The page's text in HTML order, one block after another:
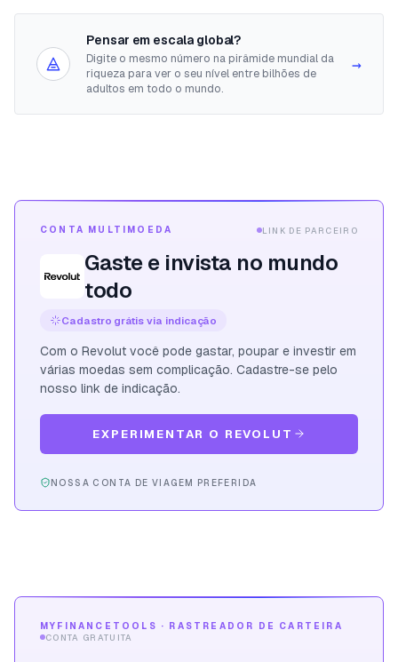
Pensar em escala global?
Digite o mesmo número na pirâmide mundial da
riqueza para ver o seu nível entre bilhões de
adultos em todo o mundo.
→
CONTA MULTIMOEDA LINK DE PARCEIRO
Gaste e invista no mundo
todo
Cadastro grátis via indicação
Com o Revolut você pode gastar, poupar e investir em
várias moedas sem complicação. Cadastre-se pelo
nosso link de indicação.
EXPERIMENTAR O REVOLUT
NOSSA CONTA DE VIAGEM PREFERIDA
MYFINANCETOOLS · RASTREADOR DE CARTEIRA
CONTA GRATUITA